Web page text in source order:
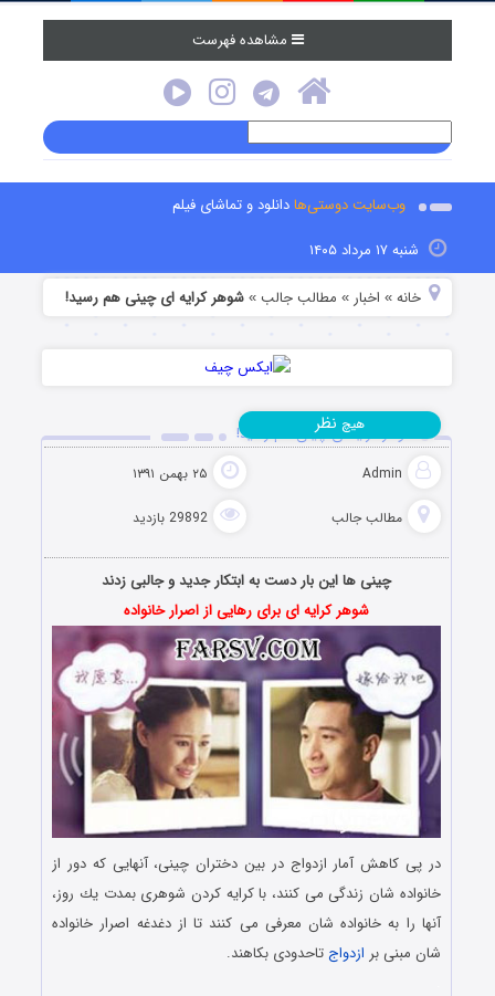
مشاهده فهرست
وب‌سایت دوستی‌هادانلود و تماشای فیلم
شنبه ۱۷ مرداد ۱۴۰۵
خانه » اخبار » مطالب جالب »شوهر کرایه ای چینی هم رسید!
شوهر کرایه ای چینی هم رسید!
Admin ۲۵ بهمن ۱۳۹۱
مطالب جالب 29892 بازدید
هیچ نظر
چینی ها این بار دست به ابتکار جدید و جالبی زدند
شوهر کرایه ای برای رهایی از اصرار خانواده
در پی كاهش آمار ازدواج در بین دختران چینی، آنهایی كه دور از
خانواده شان زندگی می كنند، با كرایه كردن شوهری بمدت یك روز،
آنها را به خانواده شان معرفی می كنند تا از دغدغه اصرار خانواده
شان مبنی بر ازدواج تاحدودی بكاهند.